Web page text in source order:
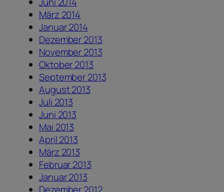
März 2014
Januar 2014
Dezember 2013
November 2013
Oktober 2013
September 2013
August 2013
Juli 2013
Juni 2013
Mai 2013
April 2013
März 2013
Februar 2013
Januar 2013
Dezember 2012